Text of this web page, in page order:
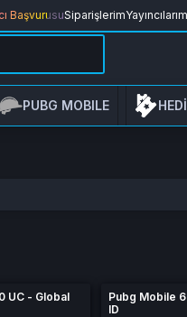
BaşvurusuSiparişlerim
PUBG MOBILE
UC - Global
Pubg Mobile
ID